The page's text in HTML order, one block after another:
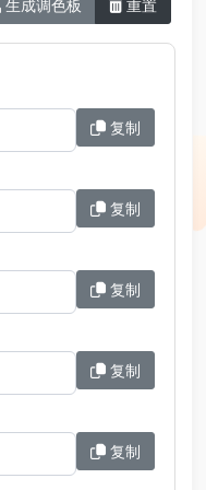
生成调色板 重置
复制
复制
复制
复制
复制